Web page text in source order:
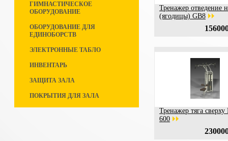
ГИМНАСТИЧЕСКОЕ
ОБОРУДОВАНИЕ
ОБОРУДОВАНИЕ ДЛЯ
ЕДИНОБОРСТВ
ЭЛЕКТРОННЫЕ ТАБЛО
ИНВЕНТАРЬ
ЗАЩИТА ЗАЛА
ПОКРЫТИЯ ДЛЯ ЗАЛА
Тренажер отведение
(ягодицы) GB8
Тренажер тяга сверху
600